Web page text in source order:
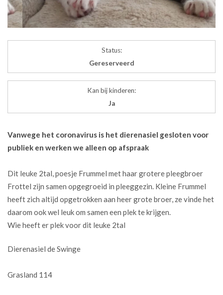
Status:
Gereserveerd
Kan bij kinderen:
Ja
Vanwege het coronavirus is het dierenasiel gesloten voor
publiek en werken we alleen op afspraak
Dit leuke 2tal, poesje Frummel met haar grotere pleegbroer
Frottel zijn samen opgegroeid in pleeggezin. Kleine Frummel
heeft zich altijd opgetrokken aan heer grote broer, ze vinde het
daarom ook wel leuk om samen een plek te krijgen.
Wie heeft er plek voor dit leuke 2tal
Dierenasiel de Swinge
Grasland 114